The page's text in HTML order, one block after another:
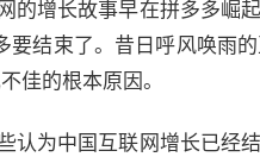
的增长故事早在拼多多崛
要结束了。昔日呼风唤雨
佳的根本原因。
认为中国互联网增长已经